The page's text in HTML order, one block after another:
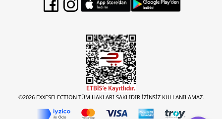
©2026 EXXESELECTION TÜM HAKLARI SAKLIDIR.İZİNSİZ KULLANILAMAZ.